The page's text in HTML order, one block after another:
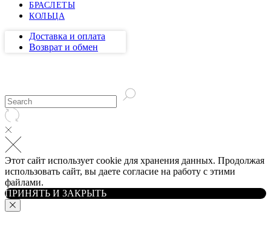
БРАСЛЕТЫ
КОЛЬЦА
Доставка и оплата
Возврат и обмен
Этот сайт использует cookie для хранения данных. Продолжая
использовать сайт, вы даете согласие на работу с этими
файлами.
ПРИНЯТЬ И ЗАКРЫТЬ